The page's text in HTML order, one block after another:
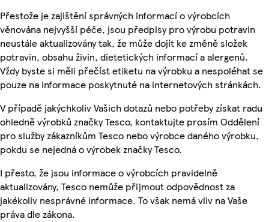
Přestože je zajištění správných informací o výrobcích
věnována nejvyšší péče, jsou předpisy pro výrobu potravin
neustále aktualizovány tak, že může dojít ke změně složek
potravin, obsahu živin, dietetických informací a alergenů.
Vždy byste si měli přečíst etiketu na výrobku a nespoléhat se
pouze na informace poskytnuté na internetových stránkách.
V případě jakýchkoliv Vašich dotazů nebo potřeby získat radu
ohledně výrobků značky Tesco, kontaktujte prosím Oddělení
pro služby zákazníkům Tesco nebo výrobce daného výrobku,
pokdu se nejedná o výrobek značky Tesco.
I přesto, že jsou informace o výrobcích pravidelně
aktualizovány, Tesco nemůže přijmout odpovědnost za
jakékoliv nesprávné informace. To však nemá vliv na Vaše
práva dle zákona.